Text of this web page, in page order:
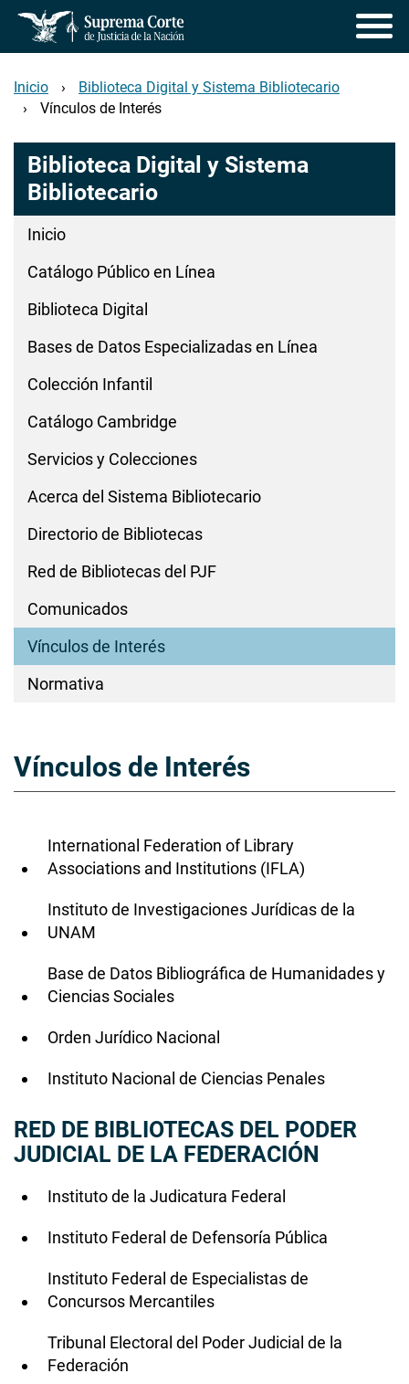
Pasar
contenido
principal
Inicio
Biblioteca Digital y Sistema Bibliotecario
Vínculos de Interés
Biblioteca Digital y Sistema
Bibliotecario
Inicio
Catálogo Público en Línea
Biblioteca Digital
Bases de Datos Especializadas en Línea
Colección Infantil
Catálogo Cambridge
Servicios y Colecciones
Acerca del Sistema Bibliotecario
Directorio de Bibliotecas
Red de Bibliotecas del PJF
Comunicados
Vínculos de Interés
Normativa
Vínculos de Interés
International Federation of Library
Associations and Institutions (IFLA)
Instituto de Investigaciones Jurídicas de la
UNAM
Base de Datos Bibliográfica de Humanidades y
Ciencias Sociales
Orden Jurídico Nacional
Instituto Nacional de Ciencias Penales
RED DE BIBLIOTECAS DEL PODER
JUDICIAL DE LA FEDERACIÓN
Instituto de la Judicatura Federal
Instituto Federal de Defensoría Pública
Instituto Federal de Especialistas de
Concursos Mercantiles
Tribunal Electoral del Poder Judicial de la
Federación​